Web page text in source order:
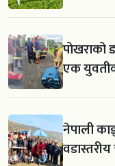
पोखराको
एक
नेपाली